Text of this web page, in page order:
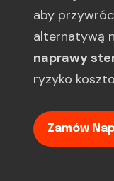
aby
alternatywą
naprawy
ryzyko
Zamów